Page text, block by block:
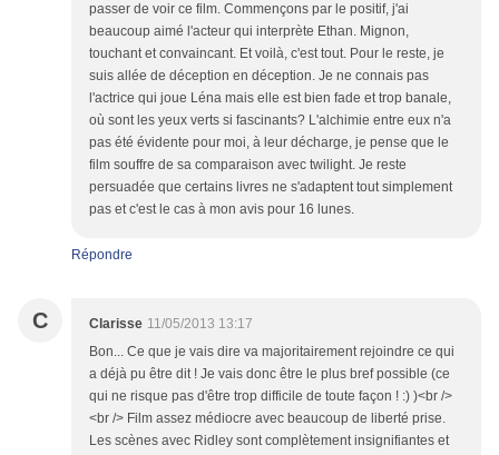
passer de voir ce film. Commençons par le positif, j'ai
beaucoup aimé l'acteur qui interprète Ethan. Mignon,
touchant et convaincant. Et voilà, c'est tout. Pour le reste, je
suis allée de déception en déception. Je ne connais pas
l'actrice qui joue Léna mais elle est bien fade et trop banale,
où sont les yeux verts si fascinants? L'alchimie entre eux n'a
pas été évidente pour moi, à leur décharge, je pense que le
film souffre de sa comparaison avec twilight. Je reste
persuadée que certains livres ne s'adaptent tout simplement
pas et c'est le cas à mon avis pour 16 lunes.
Répondre
C Clarisse 11/05/2013 13:17
Bon... Ce que je vais dire va majoritairement rejoindre ce qui
a déjà pu être dit ! Je vais donc être le plus bref possible (ce
qui ne risque pas d'être trop difficile de toute façon ! :) )<br />
<br /> Film assez médiocre avec beaucoup de liberté prise.
Les scènes avec Ridley sont complètement insignifiantes et